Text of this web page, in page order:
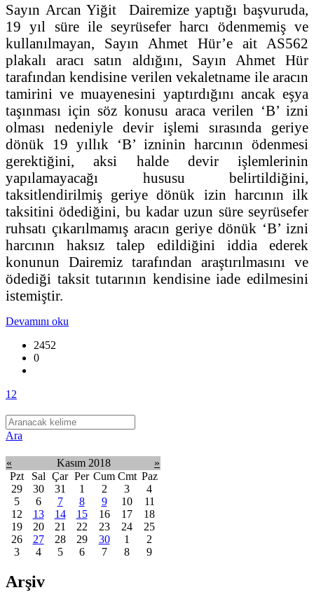
Sayın Arcan Yiğit Dairemize yaptığı başvuruda,
19 yıl süre ile seyrüsefer harcı ödenmemiş ve
kullanılmayan, Sayın Ahmet Hür’e ait AS562
plakalı aracı satın aldığını, Sayın Ahmet Hür
tarafından kendisine verilen vekaletname ile aracın
tamirini ve muayenesini yaptırdığını ancak eşya
taşınması için söz konusu araca verilen ‘B’ izni
olması nedeniyle devir işlemi sırasında geriye
dönük 19 yıllık ‘B’ izninin harcının ödenmesi
gerektiğini, aksi halde devir işlemlerinin
yapılamayacağı hususu belirtildiğini,
taksitlendirilmiş geriye dönük izin harcının ilk
taksitini ödediğini, bu kadar uzun süre seyrüsefer
ruhsatı çıkarılmamış aracın geriye dönük ‘B’ izni
harcının haksız talep edildiğini iddia ederek
konunun Dairemiz tarafından araştırılmasını ve
ödediği taksit tutarının kendisine iade edilmesini
istemiştir.
Devamını oku
2452
0
1 2
Ara
« Kasım 2018
»
Pzt
Sal Çar Per Cum Cmt Paz
29
30 31 1 2 3
4
5
6 7 8 9 10
11
12
13 14 15 16 17
18
19
20 21 22 23 24
25
26
27 28 29 30 1
2
3
4 5 6 7 8 9
Arşiv